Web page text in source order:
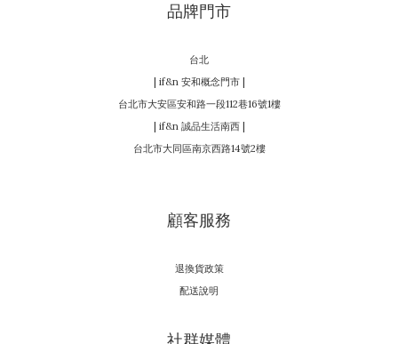
品牌門市
台北
| if&n 安和概念門市 |
台北市大安區安和路一段112巷16號1樓
| if&n 誠品生活南西 |
台北市大同區南京西路14號2樓
顧客服務
退換貨政策
配送說明